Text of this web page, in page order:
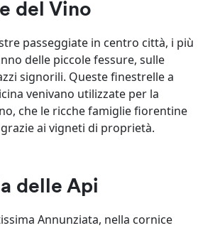
del Vino
passeggiate in centro città, i più
delle piccole fessure, sulle
signorili. Queste finestrelle a
venivano utilizzate per la
che le ricche famiglie fiorentine
ai vigneti di proprietà.
delle Api
Annunziata, nella cornice